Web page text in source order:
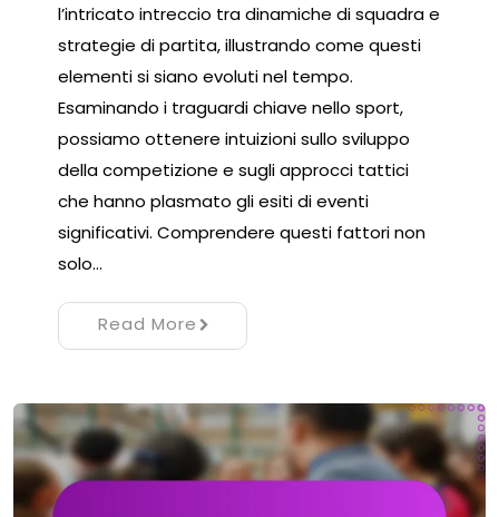
l’intricato intreccio tra dinamiche di squadra e
strategie di partita, illustrando come questi
elementi si siano evoluti nel tempo.
Esaminando i traguardi chiave nello sport,
possiamo ottenere intuizioni sullo sviluppo
della competizione e sugli approcci tattici
che hanno plasmato gli esiti di eventi
significativi. Comprendere questi fattori non
solo…
Read More